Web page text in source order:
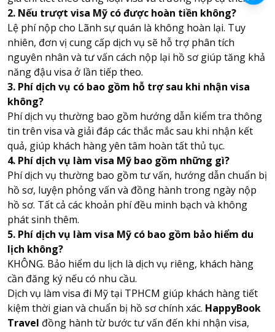
2. Nếu trượt visa Mỹ có được hoàn tiền không?
Lệ phí nộp cho Lãnh sự quán là không hoàn lại. Tuy
nhiên, đơn vị cung cấp dịch vụ sẽ hỗ trợ phân tích
nguyên nhân và tư vấn cách nộp lại hồ sơ giúp tăng khả
năng đậu visa ở lần tiếp theo.
3. Phí dịch vụ có bao gồm hỗ trợ sau khi nhận visa
không?
Phí dịch vụ thường bao gồm hướng dẫn kiểm tra thông
tin trên visa và giải đáp các thắc mắc sau khi nhận kết
quả, giúp khách hàng yên tâm hoàn tất thủ tục.
4. Phí dịch vụ làm visa Mỹ bao gồm những gì?
Phí dịch vụ thường bao gồm tư vấn, hướng dẫn chuẩn bị
hồ sơ, luyện phỏng vấn và đồng hành trong ngày nộp
hồ sơ. Tất cả các khoản phí đều minh bạch và không
phát sinh thêm.
5. Phí dịch vụ làm visa Mỹ có bao gồm bảo hiểm du
lịch không?
KHÔNG. Bảo hiểm du lịch là dịch vụ riêng, khách hàng
cần đăng ký nếu có nhu cầu.
Dịch vụ làm visa đi Mỹ tại TPHCM giúp khách hàng tiết
kiệm thời gian và chuẩn bị hồ sơ chính xác. HappyBook
Travel đồng hành từ bước tư vấn đến khi nhận visa,